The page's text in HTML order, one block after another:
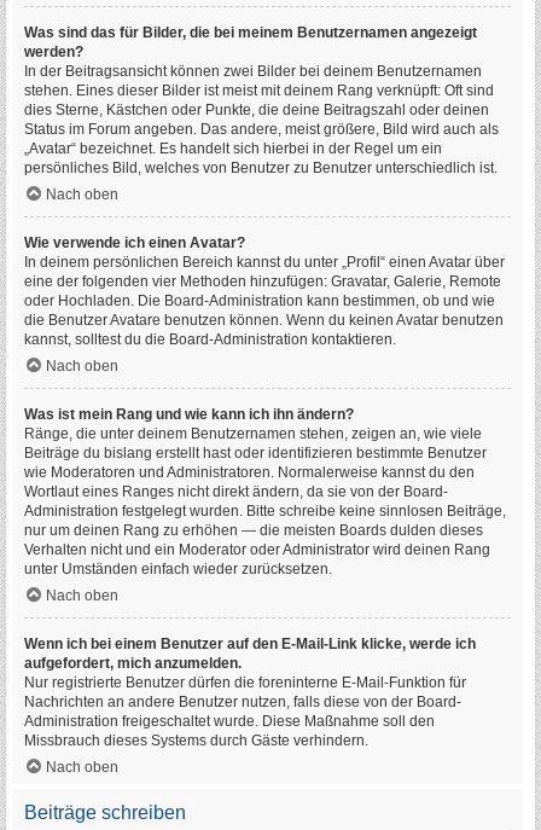
Was sind das für Bilder, die bei meinem Benutzernamen angezeigt
werden?
In der Beitragsansicht können zwei Bilder bei deinem Benutzernamen
stehen. Eines dieser Bilder ist meist mit deinem Rang verknüpft: Oft sind
dies Sterne, Kästchen oder Punkte, die deine Beitragszahl oder deinen
Status im Forum angeben. Das andere, meist größere, Bild wird auch als
„Avatar“ bezeichnet. Es handelt sich hierbei in der Regel um ein
persönliches Bild, welches von Benutzer zu Benutzer unterschiedlich ist.
Nach oben
Wie verwende ich einen Avatar?
In deinem persönlichen Bereich kannst du unter „Profil“ einen Avatar über
eine der folgenden vier Methoden hinzufügen: Gravatar, Galerie, Remote
oder Hochladen. Die Board-Administration kann bestimmen, ob und wie
die Benutzer Avatare benutzen können. Wenn du keinen Avatar benutzen
kannst, solltest du die Board-Administration kontaktieren.
Nach oben
Was ist mein Rang und wie kann ich ihn ändern?
Ränge, die unter deinem Benutzernamen stehen, zeigen an, wie viele
Beiträge du bislang erstellt hast oder identifizieren bestimmte Benutzer
wie Moderatoren und Administratoren. Normalerweise kannst du den
Wortlaut eines Ranges nicht direkt ändern, da sie von der Board-
Administration festgelegt wurden. Bitte schreibe keine sinnlosen Beiträge,
nur um deinen Rang zu erhöhen — die meisten Boards dulden dieses
Verhalten nicht und ein Moderator oder Administrator wird deinen Rang
unter Umständen einfach wieder zurücksetzen.
Nach oben
Wenn ich bei einem Benutzer auf den E-Mail-Link klicke, werde ich
aufgefordert, mich anzumelden.
Nur registrierte Benutzer dürfen die foreninterne E-Mail-Funktion für
Nachrichten an andere Benutzer nutzen, falls diese von der Board-
Administration freigeschaltet wurde. Diese Maßnahme soll den
Missbrauch dieses Systems durch Gäste verhindern.
Nach oben
Beiträge schreiben